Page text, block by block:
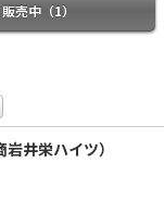
販売中（1）
井栄ハイツ）